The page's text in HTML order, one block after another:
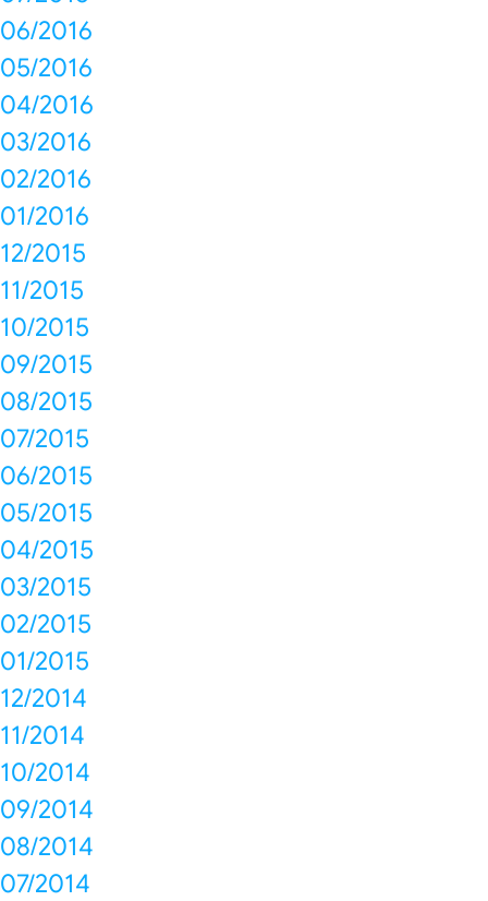
06/2016
05/2016
04/2016
03/2016
02/2016
01/2016
12/2015
11/2015
10/2015
09/2015
08/2015
07/2015
06/2015
05/2015
04/2015
03/2015
02/2015
01/2015
12/2014
11/2014
10/2014
09/2014
08/2014
07/2014